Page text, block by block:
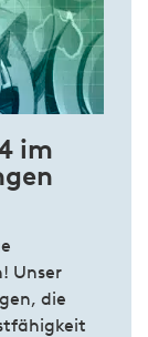
im
Unser
die